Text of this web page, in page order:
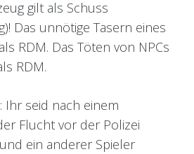
gilt als Schuss
Das unnötige Tasern eines
RDM. Das Töten von NPCs
RDM.
Ihr seid nach einem
Flucht vor der Polizei
ein anderer Spieler